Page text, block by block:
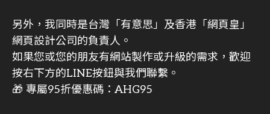
另外，我同時是台灣「有意思」及香港「網頁皇」
網頁設計公司的負責人。
如果您或您的朋友有網站製作或升級的需求，歡迎
按右下方的LINE按鈕與我們聯繫。
🎁 專屬95折優惠碼：AHG95